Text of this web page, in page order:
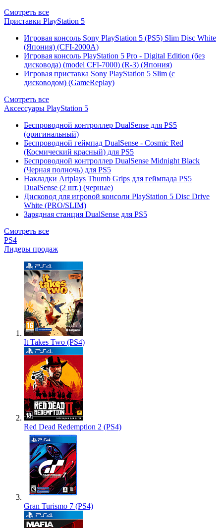
Смотреть все
Приставки PlayStation 5
Игровая консоль Sony PlayStation 5 (PS5) Slim Disc White
(Япония) (CFI-2000A)
Игровая консоль PlayStation 5 Pro - Digital Edition (без
дисковода) (model CFI-7000) (R-3) (Япония)
Игровая приставка Sony PlayStation 5 Slim (с
дисководом) (GameReplay)
Смотреть все
Аксессуары PlayStation 5
Беспроводной контроллер DualSense для PS5
(оригинальный)
Беспроводной геймпад DualSense - Cosmic Red
(Космический красный) для PS5
Беспроводной контроллер DualSense Midnight Black
(Черная полночь) для PS5
Накладки Artplays Thumb Grips для геймпада PS5
DualSense (2 шт.) (черные)
Дисковод для игровой консоли PlayStation 5 Disc Drive
White (PRO/SLIM)
Зарядная станция DualSense для PS5
Смотреть все
PS4
Лидеры продаж
It Takes Two (PS4)
Red Dead Redemption 2 (PS4)
Gran Turismo 7 (PS4)